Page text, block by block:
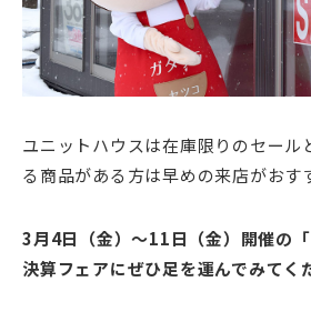
ユニットハウスは在庫限りのセール
る商品がある方は早めの来店がおす
3月4日（金）～11日（金）開催の「
決算フェアにぜひ足を運んでみてく